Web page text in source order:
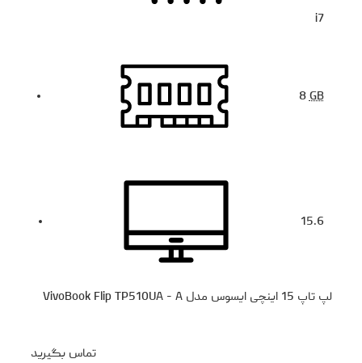
i7
8GB
15.6
لپ تاپ 15 اینچی ایسوس مدل VivoBook Flip TP510UA - A
تماس بگیرید